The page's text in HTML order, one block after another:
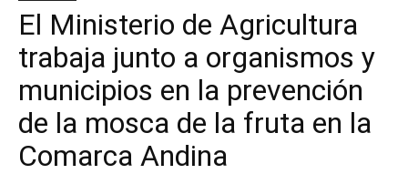
El Ministerio de Agricultura
trabaja junto a organismos y
municipios en la prevención
de la mosca de la fruta en la
Comarca Andina